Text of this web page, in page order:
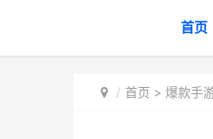
首页
首页 > 爆款手